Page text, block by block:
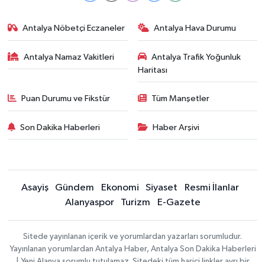
Antalya Nöbetçi Eczaneler Antalya Hava Durumu
Antalya Namaz Vakitleri
Antalya Trafik Yoğunluk
Haritası
Puan Durumu ve Fikstür Tüm Manşetler
Son Dakika Haberleri Haber Arşivi
Asayiş Gündem Ekonomi Siyaset
Resmi İlanlar
Alanyaspor
Turizm E-Gazete
Sitede yayınlanan içerik ve yorumlardan yazarları sorumludur.
Yayınlanan yorumlardan Antalya Haber, Antalya Son Dakika Haberleri